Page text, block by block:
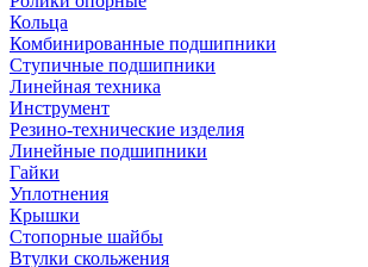
Кольца
Комбинированные подшипники
Ступичные подшипники
Линейная техника
Инструмент
Резино-технические изделия
Линейные подшипники
Гайки
Уплотнения
Крышки
Стопорные шайбы
Втулки скольжения